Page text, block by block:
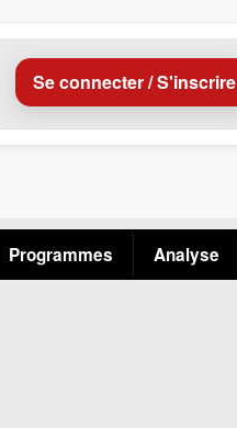
Se connecter / S'inscrire
Programmes Analyse